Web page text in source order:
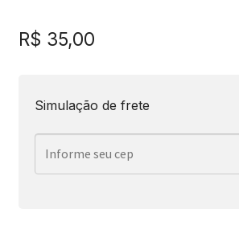
R$ 35,00
Simulação de frete